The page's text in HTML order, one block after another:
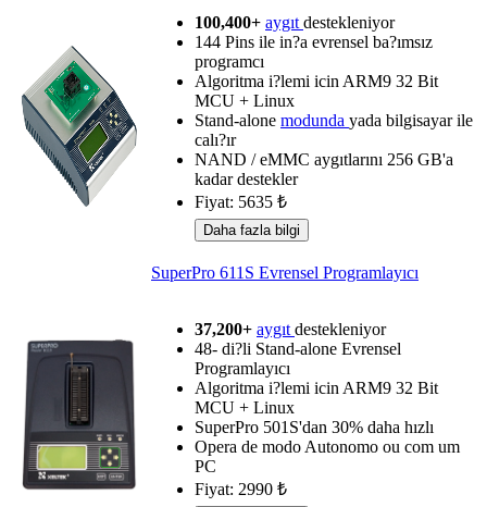
100,400+ aygıt destekleniyor
144 Pins ile in?a evrensel ba?ımsız
programcı
Algoritma i?lemi icin ARM9 32 Bit
MCU + Linux
Stand-alone modunda yada bilgisayar ile
calı?ır
NAND / eMMC aygıtlarını 256 GB'a
kadar destekler
Fiyat: 5635 ₺
SuperPro 611S Evrensel Programlayıcı
37,200+ aygıt destekleniyor
48- di?li Stand-alone Evrensel
Programlayıcı
Algoritma i?lemi icin ARM9 32 Bit
MCU + Linux
SuperPro 501S'dan 30% daha hızlı
Opera de modo Autonomo ou com um
PC
Fiyat: 2990 ₺